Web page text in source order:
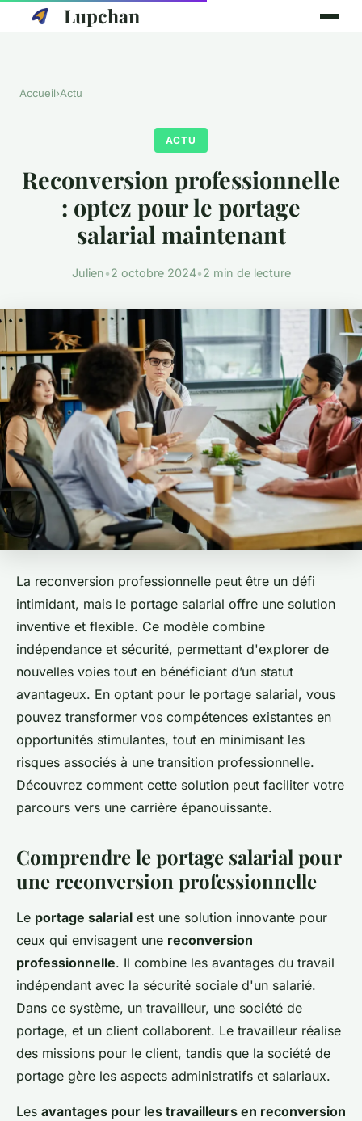
Lupchan
Accueil›Actu
ACTU
Reconversion professionnelle
: optez pour le portage
salarial maintenant
Julien•2 octobre 2024•2 min de lecture
La reconversion professionnelle peut être un défi
intimidant, mais le portage salarial offre une solution
inventive et flexible. Ce modèle combine
indépendance et sécurité, permettant d'explorer de
nouvelles voies tout en bénéficiant d’un statut
avantageux. En optant pour le portage salarial, vous
pouvez transformer vos compétences existantes en
opportunités stimulantes, tout en minimisant les
risques associés à une transition professionnelle.
Découvrez comment cette solution peut faciliter votre
parcours vers une carrière épanouissante.
Comprendre le portage salarial pour
une reconversion professionnelle
Le portage salarial est une solution innovante pour
ceux qui envisagent une reconversion
professionnelle. Il combine les avantages du travail
indépendant avec la sécurité sociale d'un salarié.
Dans ce système, un travailleur, une société de
portage, et un client collaborent. Le travailleur réalise
des missions pour le client, tandis que la société de
portage gère les aspects administratifs et salariaux.
Les avantages pour les travailleurs en reconversion